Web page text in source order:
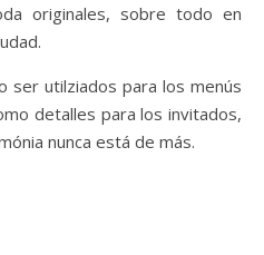
originales, sobre todo en
ser utilziados para los menús
detalles para los invitados,
nunca está de más.